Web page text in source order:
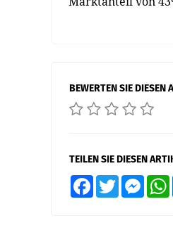
BEWERTEN SIE DIESEN
TEILEN SIE DIESEN
FacebookTwitter